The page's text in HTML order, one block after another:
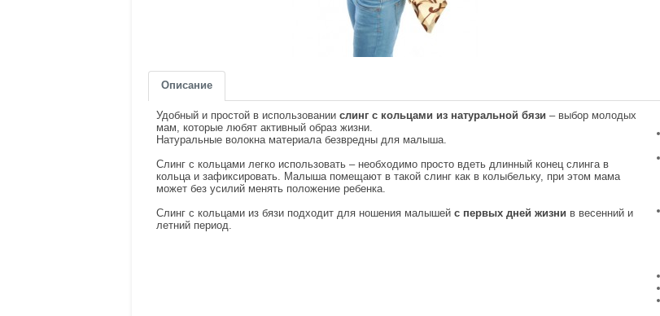
Описание
Удобный и простой в использовании слинг с кольцами из натуральной бязи – выбор молодых
мам, которые любят активный образ жизни.
Натуральные волокна материала безвредны для малыша.
Слинг с кольцами легко использовать – необходимо просто вдеть длинный конец слинга в
кольца и зафиксировать. Малыша помещают в такой слинг как в колыбельку, при этом мама
может без усилий менять положение ребенка.
Слинг с кольцами из бязи подходит для ношения малышей с первых дней жизни в весенний и
летний период.